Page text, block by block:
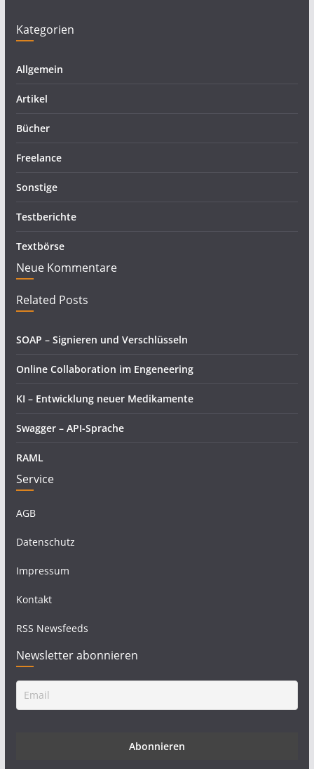
Kategorien
Allgemein
Artikel
Bücher
Freelance
Sonstige
Testberichte
Textbörse
Neue Kommentare
Related Posts
SOAP – Signieren und Verschlüsseln
Online Collaboration im Engeneering
KI – Entwicklung neuer Medikamente
Swagger – API-Sprache
RAML
Service
AGB
Datenschutz
Impressum
Kontakt
RSS Newsfeeds
Newsletter abonnieren